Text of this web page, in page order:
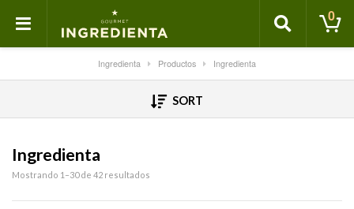
0
Ingredienta Productos Ingredienta
SORT
Ingredienta
Mostrando 1–30 de 42 resultados